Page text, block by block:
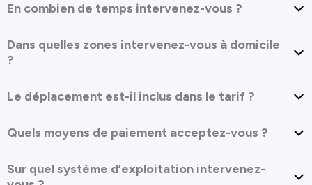
En combien de temps intervenez-vous ?
Dans quelles zones intervenez-vous à domicile
?
Le déplacement est-il inclus dans le tarif ?
Quels moyens de paiement acceptez-vous ?
Sur quel système d’exploitation intervenez-